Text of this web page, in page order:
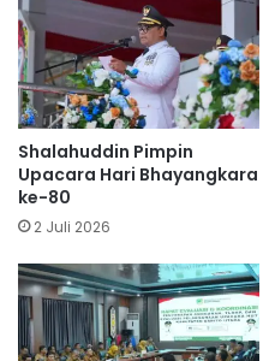
Shalahuddin Pimpin
Upacara Hari Bhayangkara
ke-80
2 Juli 2026